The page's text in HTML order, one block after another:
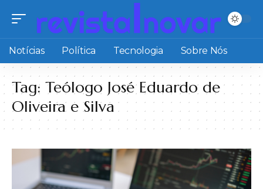
Notícias Política Tecnologia Sobre Nós
Tag: Teólogo José Eduardo de
Oliveira e Silva